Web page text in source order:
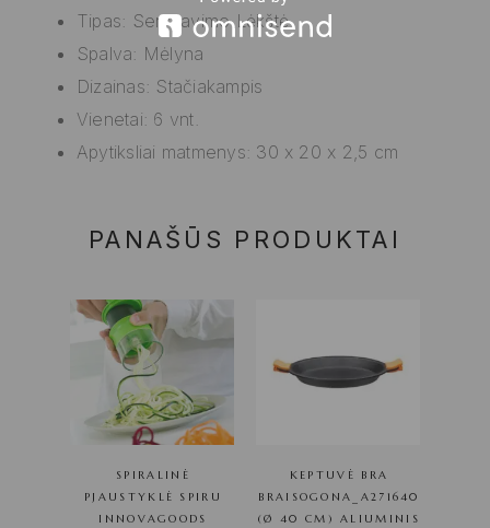
Tipas: Serviravimo Lėkštė
Spalva: Mėlyna
Dizainas: Stačiakampis
Vienetai: 6 vnt.
Apytiksliai matmenys: 30 x 20 x 2,5 cm
PANAŠŪS PRODUKTAI
SPIRALINĖ
PJAUSTYKLĖ SPIRU
INNOVAGOODS
KEPTUVĖ BRA
BRAISOGONA_A271640
(Ø 40 CM) ALIUMINIS